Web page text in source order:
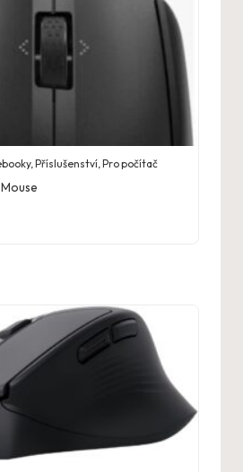
,Příslušenství,Pro počítač